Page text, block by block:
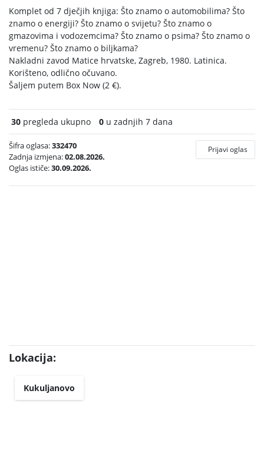
Komplet od 7 dječjih knjiga: Što znamo o automobilima? Što
znamo o energiji? Što znamo o svijetu? Što znamo o
gmazovima i vodozemcima? Što znamo o psima? Što znamo o
vremenu? Što znamo o biljkama?
Nakladni zavod Matice hrvatske, Zagreb, 1980. Latinica.
Korišteno, odlično očuvano.
Šaljem putem Box Now (2 €).
30 pregleda ukupno 0 u zadnjih 7 dana
Šifra oglasa:332470
Zadnja izmjena:02.08.2026.
Oglas ističe:30.09.2026.
Prijavi oglas
Lokacija:
Kukuljanovo